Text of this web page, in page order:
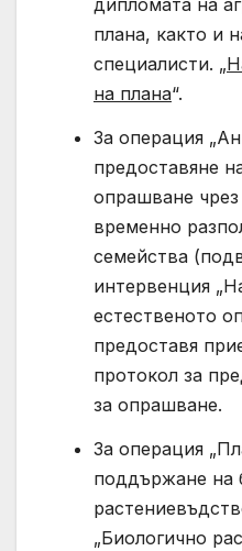
дипломата на
плана, както и
специалисти. „
на плана“.
За операция
предоставяне
опрашване
временно
семейства
интервенция
естественото
предоставя
протокол за
за опрашване.
За операция
поддържане на
„Биологично